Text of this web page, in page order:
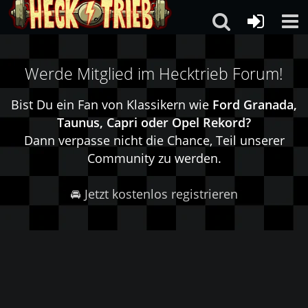
Werde Mitglied im Hecktrieb Forum!
Bist Du ein Fan von Klassikern wie Ford Granada,
Taunus, Capri oder Opel Rekord?
Dann verpasse nicht die Chance, Teil unserer
Community zu werden.
🚘 Jetzt kostenlos registrieren